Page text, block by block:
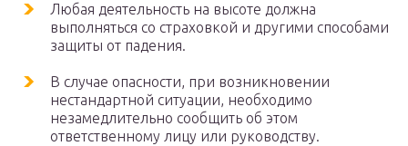
Любая деятельность на высоте должна
выполняться со страховкой и другими способами
защиты от падения.
В случае опасности, при возникновении
нестандартной ситуации, необходимо
незамедлительно сообщить об этом
ответственному лицу или руководству.